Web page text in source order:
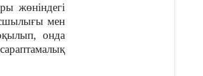
жөніндегі
мен
онда